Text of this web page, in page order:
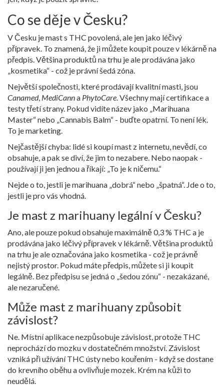
Co se děje v Česku?
V Česku je mast s THC povolená, ale jen jako léčivý
přípravek. To znamená, že ji můžete koupit pouze v lékárně na
předpis. Většina produktů na trhu je ale prodávána jako
„kosmetika“ - což je právní šedá zóna.
Největší společnosti, které prodávají kvalitní masti, jsou
Canamed, MediCanna PhytoCare . Všechny mají certifikace a
testy třetí strany. Pokud vidíte název jako „Marihuana
Master“ nebo „Cannabis Balm“ - buďte opatrní. To není lék.
To je marketing.
Nejčastější chyba: lidé si koupí mast z internetu, nevědí, co
obsahuje, a pak se diví, že jim to nezabere. Nebo naopak -
používají ji jen jednou a říkají: „To je k ničemu.“
Nejde o to, jestli je marihuana „dobrá“ nebo „špatná“. Jde o to,
jestli je pro vás vhodná.
Je mast z marihuany legální v Česku?
Ano, ale pouze pokud obsahuje maximálně 0,3 % THC a je
prodávána jako léčivý přípravek v lékárně. Většina produktů
na trhu je ale označována jako kosmetika - což je právně
nejistý prostor. Pokud máte předpis, můžete si ji koupit
legálně. Bez předpisu se jedná o „šedou zónu“ - nezakázané,
ale nezaručené.
Může mast z marihuany způsobit
závislost?
Ne. Místní aplikace nezpůsobuje závislost, protože THC
neprochází do mozku v dostatečném množství. Závislost
vzniká při užívání THC ústy nebo kouřením - když se dostane
do krevního oběhu a ovlivňuje mozek. Krém na kůži to
neudělá.